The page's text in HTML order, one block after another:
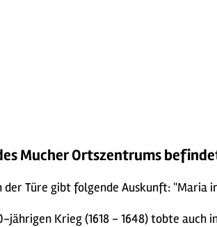
Mucher Ortszentrums
der Türe gibt folgende Auskunft: "Maria
jährigen Krieg (1618 - 1648) tobte auch